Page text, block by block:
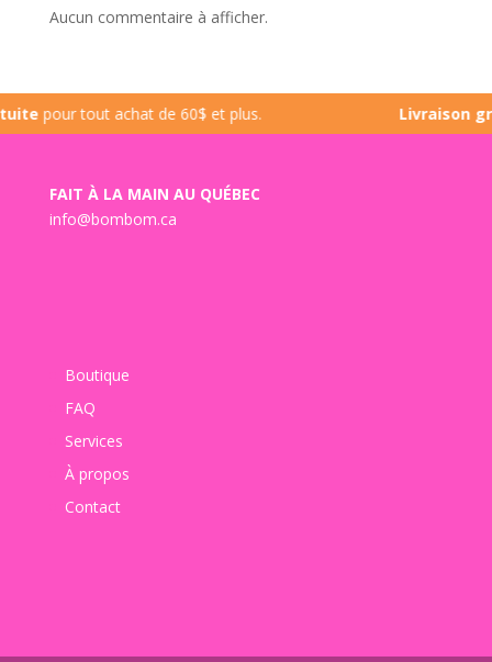
Aucun commentaire à afficher.
pour tout achat de 60$ et plus. Livraison
FAIT À LA MAIN AU QUÉBEC
info@bombom.ca
Boutique
FAQ
Services
À propos
Contact